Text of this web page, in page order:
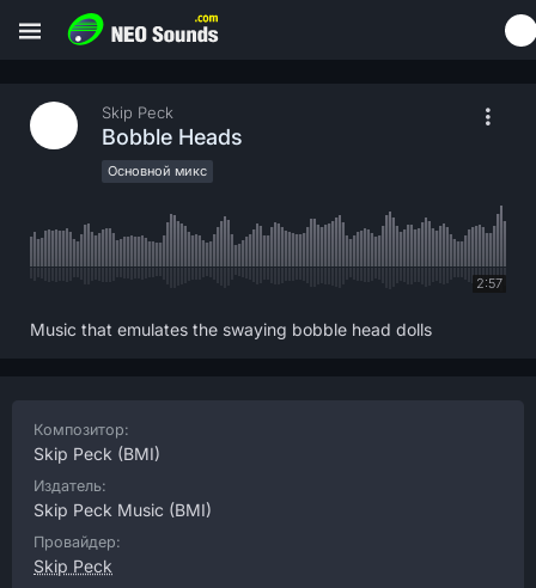
Skip Peck
Bobble Heads
Основной микс
2:57
Music that emulates the swaying bobble head dolls
Композитор:
Skip Peck (BMI)
Издатель:
Skip Peck Music (BMI)
Провайдер:
Skip Peck